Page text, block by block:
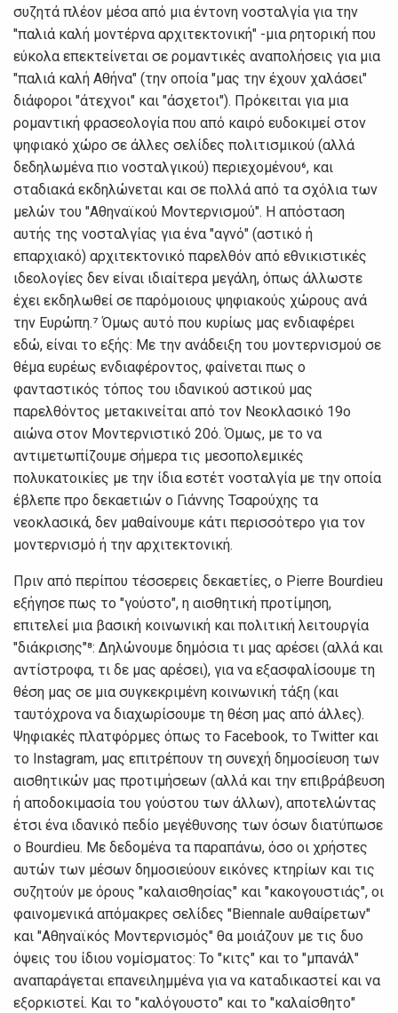
συζητά πλέον μέσα από μια έντονη νοσταλγία για την
"παλιά καλή μοντέρνα αρχιτεκτονική" -μια ρητορική που
εύκολα επεκτείνεται σε ρομαντικές αναπολήσεις για μια
"παλιά καλή Αθήνα" (την οποία "μας την έχουν χαλάσει"
διάφοροι "άτεχνοι" και "άσχετοι"). Πρόκειται για μια
ρομαντική φρασεολογία που από καιρό ευδοκιμεί στον
ψηφιακό χώρο σε άλλες σελίδες πολιτισμικού (αλλά
δεδηλωμένα πιο νοσταλγικού) περιεχομένου⁶, και
σταδιακά εκδηλώνεται και σε πολλά από τα σχόλια των
μελών του "Αθηναϊκού Μοντερνισμού". Η απόσταση
αυτής της νοσταλγίας για ένα "αγνό" (αστικό ή
επαρχιακό) αρχιτεκτονικό παρελθόν από εθνικιστικές
ιδεολογίες δεν είναι ιδιαίτερα μεγάλη, όπως άλλωστε
έχει εκδηλωθεί σε παρόμοιους ψηφιακούς χώρους ανά
την Ευρώπη.⁷ Όμως αυτό που κυρίως μας ενδιαφέρει
εδώ, είναι το εξής: Με την ανάδειξη του μοντερνισμού σε
θέμα ευρέως ενδιαφέροντος, φαίνεται πως ο
φανταστικός τόπος του ιδανικού αστικού μας
παρελθόντος μετακινείται από τον Νεοκλασικό 19ο
αιώνα στον Μοντερνιστικό 20ό. Όμως, με το να
αντιμετωπίζουμε σήμερα τις μεσοπολεμικές
πολυκατοικίες με την ίδια εστέτ νοσταλγία με την οποία
έβλεπε προ δεκαετιών ο Γιάννης Τσαρούχης τα
νεοκλασικά, δεν μαθαίνουμε κάτι περισσότερο για τον
μοντερνισμό ή την αρχιτεκτονική.
Πριν από περίπου τέσσερεις δεκαετίες, ο Pierre Bourdieu
εξήγησε πως το "γούστο", η αισθητική προτίμηση,
επιτελεί μια βασική κοινωνική και πολιτική λειτουργία
"διάκρισης"⁸: Δηλώνουμε δημόσια τι μας αρέσει (αλλά και
αντίστροφα, τι δε μας αρέσει), για να εξασφαλίσουμε τη
θέση μας σε μια συγκεκριμένη κοινωνική τάξη (και
ταυτόχρονα να διαχωρίσουμε τη θέση μας από άλλες).
Ψηφιακές πλατφόρμες όπως το Facebook, το Twitter και
το Instagram, μας επιτρέπουν τη συνεχή δημοσίευση των
αισθητικών μας προτιμήσεων (αλλά και την επιβράβευση
ή αποδοκιμασία του γούστου των άλλων), αποτελώντας
έτσι ένα ιδανικό πεδίο μεγέθυνσης των όσων διατύπωσε
ο Bourdieu. Με δεδομένα τα παραπάνω, όσο οι χρήστες
αυτών των μέσων δημοσιεύουν εικόνες κτηρίων και τις
συζητούν με όρους "καλαισθησίας" και "κακογουστιάς", οι
φαινομενικά απόμακρες σελίδες "Biennale αυθαίρετων"
και "Αθηναϊκός Μοντερνισμός" θα μοιάζουν με τις δυο
όψεις του ίδιου νομίσματος: Το "κιτς" και το "μπανάλ"
αναπαράγεται επανειλημμένα για να καταδικαστεί και να
εξορκιστεί. Και το "καλόγουστο" και το "καλαίσθητο"